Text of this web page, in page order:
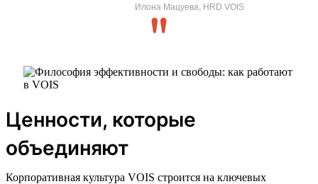
Илона Мацуева, HRD VOIS
Ценности, которые
объединяют
Корпоративная культура VOIS строится на ключевых